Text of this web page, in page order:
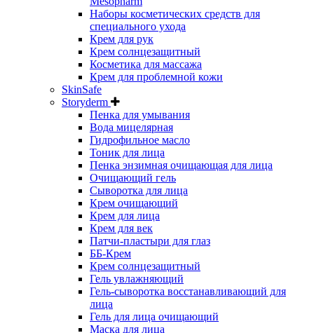
Наборы косметических средств для
специального ухода
Крем для рук
Крем солнцезащитный
Косметика для массажа
Крем для проблемной кожи
SkinSafe
Storyderm
Пенка для умывания
Вода мицелярная
Гидрофильное масло
Тоник для лица
Пенка энзимная очищающая для лица
Очищающий гель
Сыворотка для лица
Крем очищающий
Крем для лица
Крем для век
Патчи-пластыри для глаз
ББ-Крем
Крем солнцезащитный
Гель увлажняющий
Гель-сыворотка восстанавливающий для
лица
Гель для лица очищающий
Маска для лица